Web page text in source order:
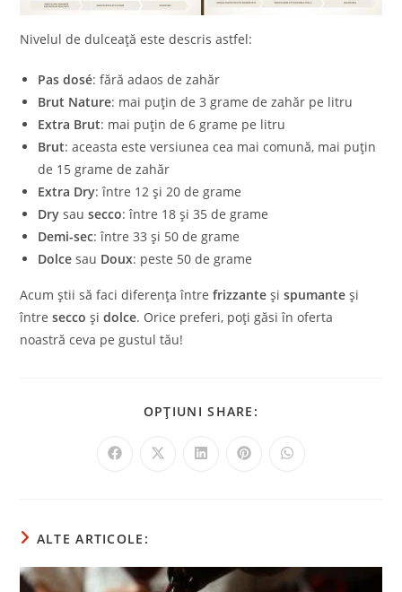
Nivelul de dulceață este descris astfel:
Pas dosé: fără adaos de zahăr
Brut Nature: mai puțin de 3 grame de zahăr pe litru
Extra Brut: mai puțin de 6 grame pe litru
Brut: aceasta este versiunea cea mai comună, mai puțin
de 15 grame de zahăr
Extra Dry: între 12 și 20 de grame
Dry sausecco: între 18 și 35 de grame
Demi-sec: între 33 și 50 de grame
Dolce sau Doux: peste 50 de grame
Acum știi să faci diferența întrefrizzante șispumante și
întresecco șidolce. Orice preferi, poți găsi în oferta
noastră ceva pe gustul tău!
OPȚIUNI SHARE:
ALTE ARTICOLE: